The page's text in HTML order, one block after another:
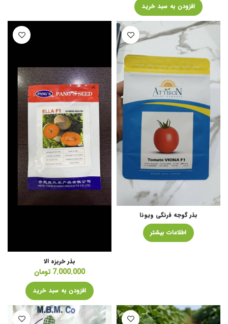
افزودن به سبد خرید
بذر گوجه فرنگی ویونا
اطلاعات بیشتر
بذر خربزه الا
7.000.000 تومان
افزودن به سبد خرید